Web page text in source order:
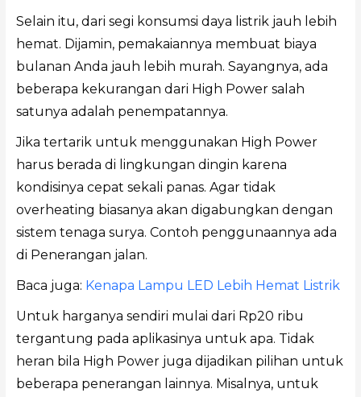
Selain itu, dari segi konsumsi daya listrik jauh lebih
hemat. Dijamin, pemakaiannya membuat biaya
bulanan Anda jauh lebih murah. Sayangnya, ada
beberapa kekurangan dari High Power salah
satunya adalah penempatannya.
Jika tertarik untuk menggunakan High Power
harus berada di lingkungan dingin karena
kondisinya cepat sekali panas. Agar tidak
overheating biasanya akan digabungkan dengan
sistem tenaga surya. Contoh penggunaannya ada
di Penerangan jalan.
Baca juga: Kenapa Lampu LED Lebih Hemat Listrik
Untuk harganya sendiri mulai dari Rp20 ribu
tergantung pada aplikasinya untuk apa. Tidak
heran bila High Power juga dijadikan pilihan untuk
beberapa penerangan lainnya. Misalnya, untuk